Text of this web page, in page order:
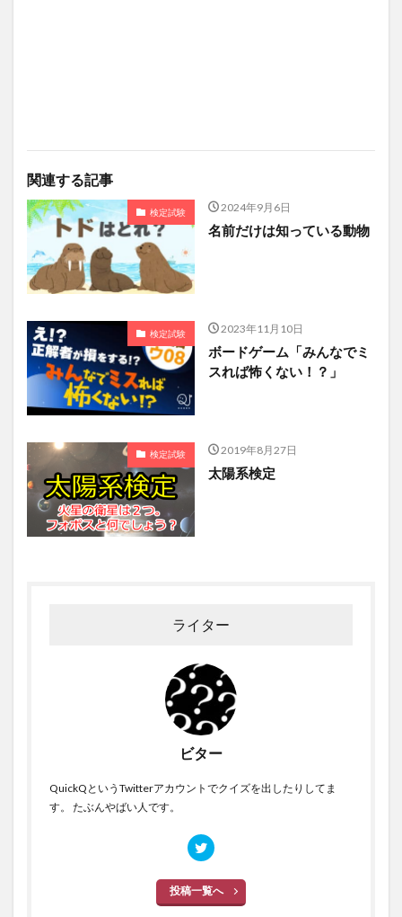
関連する記事
検定試験 2024年9月6日
名前だけは知っている動物
検定試験 2023年11月10日
ボードゲーム「みんなでミ
スれば怖くない！？」
検定試験 2019年8月27日
太陽系検定
ライター
ビター
QuickQというTwitterアカウントでクイズを出したりしてま
す。 たぶんやばい人です。
投稿一覧へ